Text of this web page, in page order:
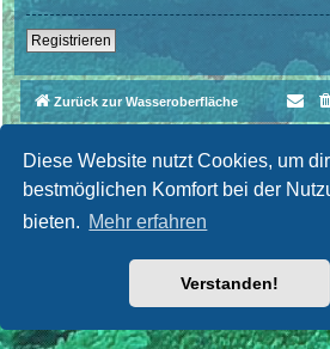
Diese Website nutzt Cookies, um
bestmöglichen Komfort bei der
bieten. Mehr erfahren
Verstanden!
Registrieren
Zurück zur Wasseroberfläche
Deutsche Übersetzung durch
phpBB.de|